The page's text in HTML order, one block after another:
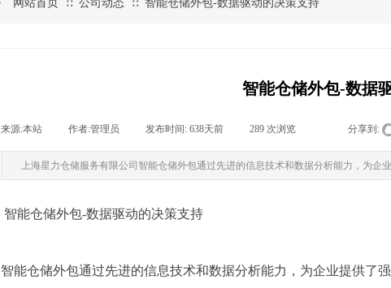
网站首页 ∷ 公司动态 ∷ 智能仓储外包-数据驱动的决策支持
智能仓储外包-数据
来源:本站 作者:管理员 发布时间: 638天前 289 次浏览 分享到:
上海星力仓储服务有限公司智能仓储外包通过先进的信息技术和数据分析能力，为
智能仓储外包-数据驱动的决策支持
智能仓储外包通过先进的信息技术和数据分析能力，为企业提供了